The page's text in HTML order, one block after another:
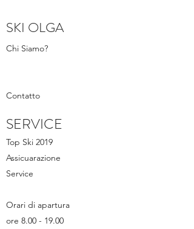
SKI OLGA
Chi Siamo?
Contatto
SERVICE
Top Ski 2019
Assicuarazione
Service
Orari di apartura
ore 8.00 - 19.00